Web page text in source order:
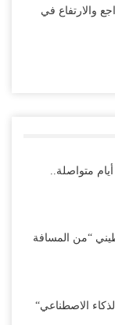
والارتفاع في
ما السر وراء اهتزاز الأرض لـ9 أيام متواصلة..
“من المسافة
الاصطناعي“